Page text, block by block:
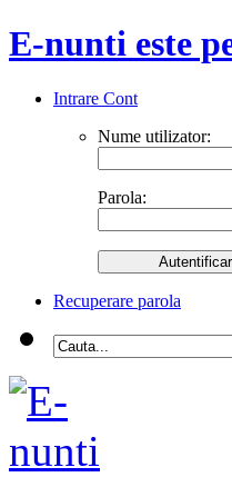
E-nunti este
Intrare Cont
Nume utilizator:
Parola:
Recuperare parola